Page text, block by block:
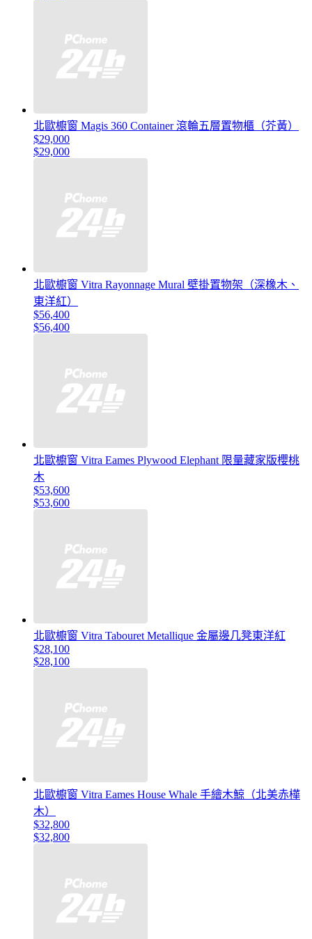
北歐櫥窗 Magis 360 Container 滾輪五層置物櫃（芥黃）
$29,000
$29,000
北歐櫥窗 Vitra Rayonnage Mural 壁掛置物架（深橡木、
東洋紅）
$56,400
$56,400
北歐櫥窗 Vitra Eames Plywood Elephant 限量藏家版櫻桃
木
$53,600
$53,600
北歐櫥窗 Vitra Tabouret Metallique 金屬邊几凳東洋紅
$28,100
$28,100
北歐櫥窗 Vitra Eames House Whale 手繪木鯨（北美赤樺
木）
$32,800
$32,800